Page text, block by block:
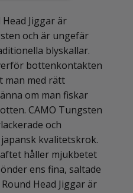
Jiggar är
och är ungefär
blyskallar.
bottenkontakten
man med rätt
om man fiskar
CAMO Tungsten
och
kvalitetskrok.
håller mjukbetet
ens fina, saltade
Head Jiggar är